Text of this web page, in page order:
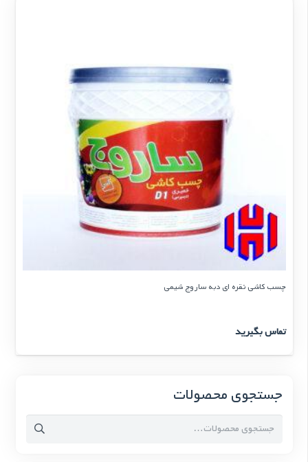
جستجوی محصولات
جستجو
چسب کاشی نقره ای دبه ساروج شیمی
تماس بگیرید